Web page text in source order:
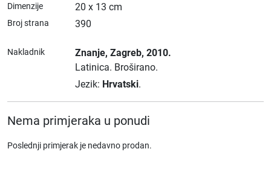
Dimenzije 20 x 13 cm
Broj strana 390
Nakladnik Znanje, Zagreb, 2010.
Latinica. Broširano.
Jezik: Hrvatski.
Nema primjeraka u ponudi
Poslednji primjerak je nedavno prodan.